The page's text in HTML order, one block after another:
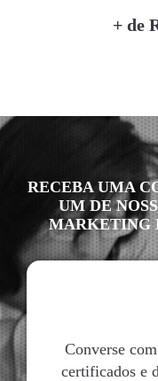
+ de
RECEBA UMA
UM DE
MARKETING
Converse
certificados e